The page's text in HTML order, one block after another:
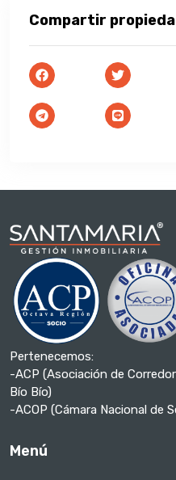
Compartir
Pertenecemos:
-ACP (Asociación de
Bío Bío)
-ACOP (Cámara Nacional de
Menú